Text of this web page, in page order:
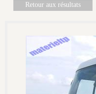
Retour aux résultats